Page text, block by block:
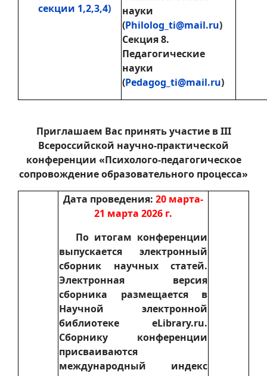
секции 1,2,3,4)
науки
(Philolog_ti@mail.ru)
Секция 8.
Педагогические
науки
(Pedagog_ti@mail.ru)
Приглашаем Вас принять участие в III
Всероссийской научно-практической
конференции «Психолого-педагогическое
сопровождение образовательного процесса»
Дата проведения: 20 марта-
21 марта 2026 г.
По итогам конференции
выпускается электронный
сборник научных статей.
Электронная версия
сборника размещается в
Научной электронной
библиотеке eLibrary.ru.
Сборнику конференции
присваиваются
международный индекс